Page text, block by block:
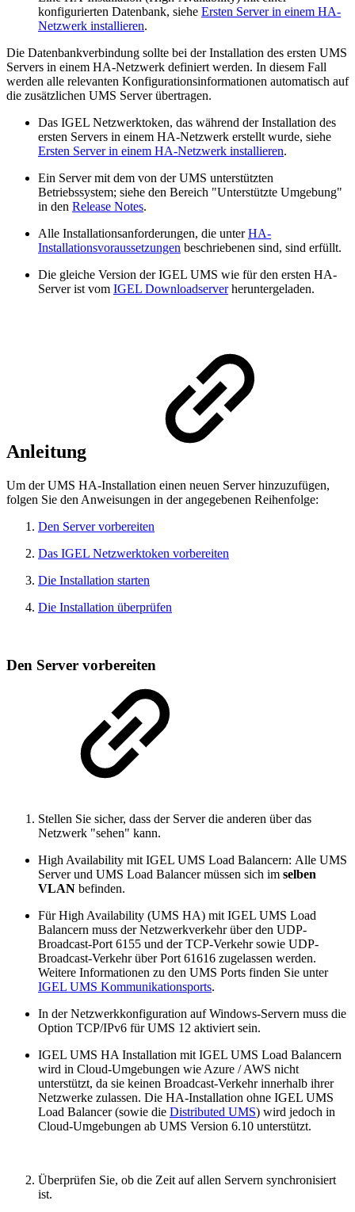
konfigurierten Datenbank, siehe Ersten Server in einem HA-
Netzwerk installieren.
Die Datenbankverbindung sollte bei der Installation des ersten UMS
Servers in einem HA-Netzwerk definiert werden. In diesem Fall
werden alle relevanten Konfigurationsinformationen automatisch auf
die zusätzlichen UMS Server übertragen.
Das IGEL Netzwerktoken, das während der Installation des
ersten Servers in einem HA-Netzwerk erstellt wurde, siehe
Ersten Server in einem HA-Netzwerk installieren.
Ein Server mit dem von der UMS unterstützten
Betriebssystem; siehe den Bereich "Unterstützte Umgebung"
in den Release Notes.
Alle Installationsanforderungen, die unterHA-
Installationsvoraussetzungen beschriebenen sind, sind erfüllt.
Die gleiche Version der IGEL UMS wie für den ersten HA-
Server ist vom IGEL Downloadserverheruntergeladen.
Anleitung
Um der UMS HA-Installation einen neuen Server hinzuzufügen,
folgen Sie den Anweisungen in der angegebenen Reihenfolge:
Den Server vorbereiten
Das IGEL Netzwerktoken vorbereiten
Die Installation starten
Die Installation überprüfen
Den Server vorbereiten
Stellen Sie sicher, dass der Server die anderen über das
Netzwerk "sehen" kann.
High Availability mit IGEL UMS Load Balancern: Alle UMS
Server und UMS Load Balancer müssen sich im selben
VLAN befinden.
Für High Availability (UMS HA) mit IGEL UMS Load
Balancern muss der Netzwerkverkehr über den UDP-
Broadcast-Port 6155 und der TCP-Verkehr sowie UDP-
Broadcast-Verkehr über Port 61616 zugelassen werden.
Weitere Informationen zu den UMS Ports finden Sie unter
IGEL UMS Kommunikationsports.
In der Netzwerkkonfiguration auf Windows-Servern muss die
Option TCP/IPv6 für UMS 12 aktiviert sein.
IGEL UMS HA Installation mit IGEL UMS Load Balancern
wird in Cloud-Umgebungen wie Azure / AWS nicht
unterstützt, da sie keinen Broadcast-Verkehr innerhalb ihrer
Netzwerke zulassen. Die HA-Installation ohne IGEL UMS
Load Balancer (sowie die Distributed UMS) wird jedoch in
Cloud-Umgebungen ab UMS Version 6.10 unterstützt.
Überprüfen Sie, ob die Zeit auf allen Servern synchronisiert
ist.